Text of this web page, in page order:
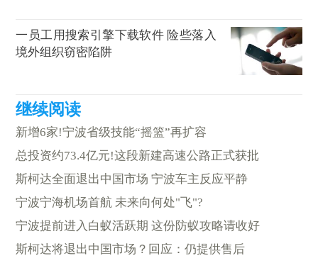
一员工用搜索引擎下载软件 险些落入
境外组织窃密陷阱
新增6家!宁波省级技能“摇篮”再扩容
总投资约73.4亿元!这段新建高速公路正式获批
斯柯达全面退出中国市场 宁波车主反应平静
宁波宁海机场首航 未来向何处"飞"?
宁波提前进入白蚁活跃期 这份防蚁攻略请收好
斯柯达将退出中国市场？回应：仍提供售后